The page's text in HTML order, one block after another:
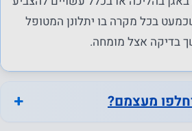
בכל מקרה בו יתלונן המטופל
בדיקה אצל מומחה.
מעצמם?
פונקציונליות
מסוימת
מהאתר.